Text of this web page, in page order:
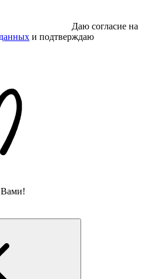
Даю согласие на
и подтверждаю
Вами!